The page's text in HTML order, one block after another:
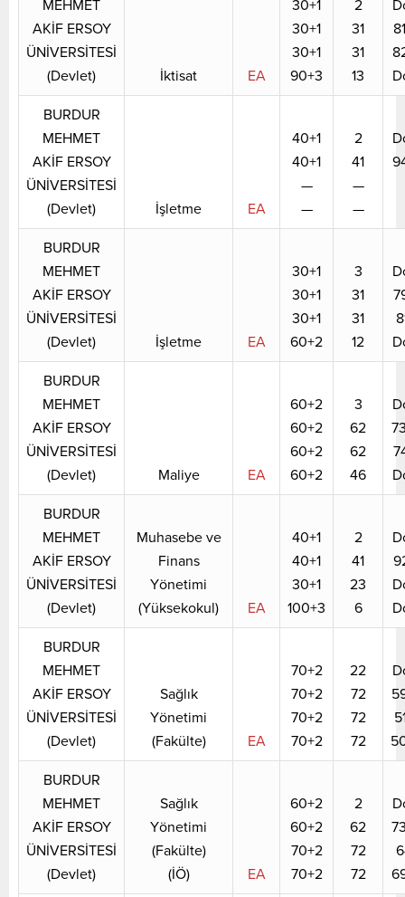
MEHMET
AKİF ERSOY
ÜNİVERSİTESİ
(Devlet)
İktisat EA
30+1
30+1
30+1
90+3
2
31
31
13
BURDUR
MEHMET
AKİF ERSOY
ÜNİVERSİTESİ
(Devlet)
İşletme EA
40+1
40+1
—
—
2
41
—
—
BURDUR
MEHMET
AKİF ERSOY
ÜNİVERSİTESİ
(Devlet)
İşletme EA
30+1
30+1
30+1
60+2
3
31
31
12
BURDUR
MEHMET
AKİF ERSOY
ÜNİVERSİTESİ
(Devlet)
Maliye EA
60+2
60+2
60+2
60+2
3
62
62
46
BURDUR
MEHMET
AKİF ERSOY
ÜNİVERSİTESİ
(Devlet)
Muhasebe ve
Finans
Yönetimi
(Yüksekokul)
EA
40+1
40+1
30+1
100+3
2
41
23
6
BURDUR
MEHMET
AKİF ERSOY
ÜNİVERSİTESİ
(Devlet)
Sağlık
Yönetimi
(Fakülte)
EA
70+2
70+2
70+2
70+2
22
72
72
72
BURDUR
MEHMET
AKİF ERSOY
ÜNİVERSİTESİ
(Devlet)
Sağlık
Yönetimi
(Fakülte)
(İÖ)
EA
60+2
60+2
70+2
70+2
2
62
72
72